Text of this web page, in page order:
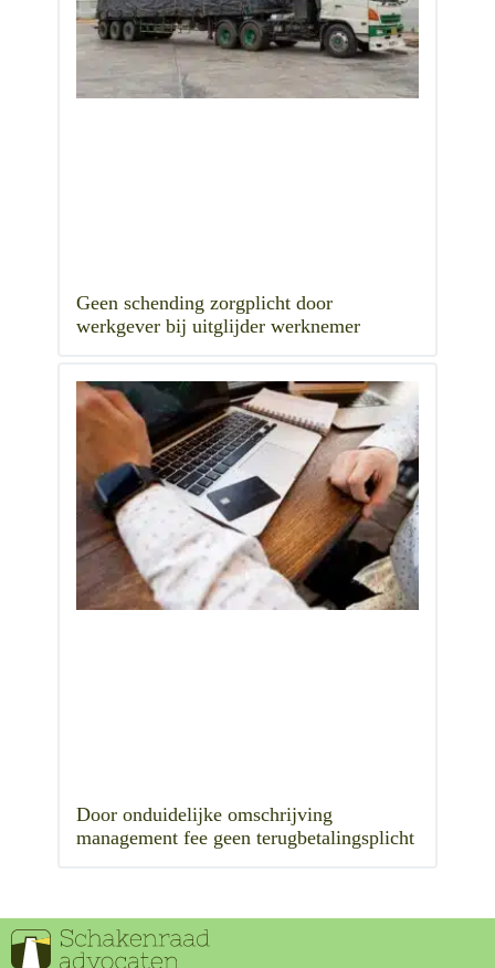
Geen schending zorgplicht door
werkgever bij uitglijder werknemer
Door onduidelijke omschrijving
management fee geen terugbetalingsplicht